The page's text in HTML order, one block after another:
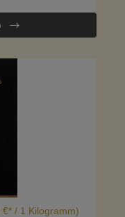
Schweinefleisch,
gegrillte
authentischen
€* / 1 Kilogramm)